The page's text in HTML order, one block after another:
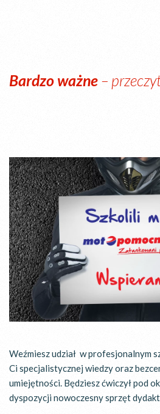
Bardzo ważne –
Weźmiesz udział w profesjonalnym
Ci specjalistycznej wiedzy oraz
umiejętności. Będziesz ćwiczył pod
dyspozycji nowoczesny sprzęt